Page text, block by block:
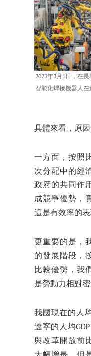
2023年3月1日，在
智能化焊接機器人
具體來看，原因
一方面，按照
次分配中的經
政府的共同作
成競爭優勢，
這是有效率的表
更重要的是，
的發展階段，
比較優勢，我
是勞動力相對密
我國現在的人
遼寧的人均
與改革開放前